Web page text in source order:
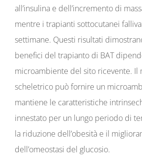
all’insulina e dell’incremento di
mentre i trapianti sottocutanei
settimane. Questi risultati
benefici del trapianto di BAT
microambiente del sito ricevente. Il
scheletrico può fornire un
mantiene le caratteristiche
innestato per un lungo periodo di
la riduzione dell’obesità e il
dell’omeostasi del glucosio.